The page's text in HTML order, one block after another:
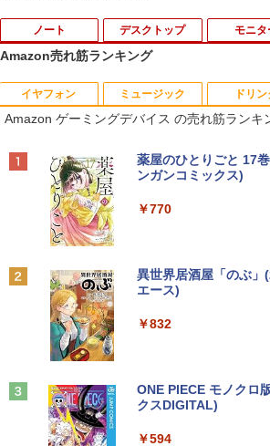
ノート
1
【★最大100%ポイ
P 搭載】大手メーカ
ソコン/Celeron
ウス 付き/中古ノー
コン パソコン 中古パ
￥9,999
＼★最大2555円
テンキー搭載】中古
メモリ 4GB 新品
￥12,555
デスクトップ モニタ
1
モニター台 ラック
品】 ニトリ
￥1,790
沢 ノングレア 液晶
【中古】
￥2,800
R291-DELL
ニタ 1点 フル
splayPortx1 ★送料
1
宇宙兄弟（43） （
小山 宙哉 ]
￥891
￥28,970
￥594
Amazon売れ筋ランキング
イヤフォン
Anker Soundcore
Anker Soundcore
Anker Soundcore
ラック
￥14,990
ミュージック
BRUCE WAYNE
[Explicit]
￥250
BRUCE WAYNE
[Explicit]
￥250
On My Road
ドリン
by Amazon 天然水 ラ
富士山の天然水 バナ
ットル (Smart Basic)
【Amazon.co.jp限定
by Amazon 天然水ラ
￥1,117
Amazon ゲーミングデバイス の売れ筋ランキ
薬屋のひとりごと 17
ンガンコミックス)
￥770
異世界居酒屋「のぶ」
エース)
￥832
ONE PIECE モノクロ
クスDIGITAL)
￥594